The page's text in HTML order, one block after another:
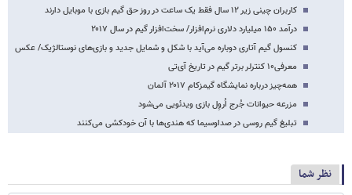
کاربران چینی زیر ۱۲ سال فقط یک ساعت در روز حق گیم بازی با موبایل دارند
درآمد ۱۵۰ میلیارد دلاری نرم‌افزار/ سخت‌افزار گیم در سال ۲۰۱۷
کنسول گیم آتاری دوباره می‌آید با شکل و شمایل جدید و بازی‌های نوستالژیک/ عکس
معرفی۱۰ کنترلر برتر گیم در تاریخ آی‌تی
همه‌چیز درباره نمایشگاه گیمزکام ۲۰۱۷ آلمان
مزرعه حیوانات جُرج اُروِل بازی ویدئویی می‌شود
تبلیغ گیم روسی در صداوسیما که هندی‌ها با آن خودکشی می‌کنند
نظر شما